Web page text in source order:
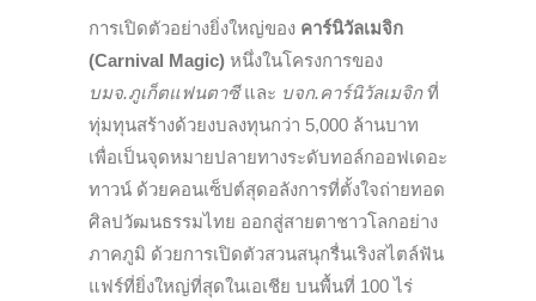
การเปิดตัวอย่างยิ่งใหญ่ของ คาร์นิวัลเมจิก
(Carnival Magic) หนึ่งในโครงการของ
บมจ.ภูเก็ตแฟนตาซีและ บจก.คาร์นิวัลเมจิกที่
ทุ่มทุนสร้างด้วยงบลงทุนกว่า 5,000 ล้านบาท
เพื่อเป็นจุดหมายปลายทางระดับทอล์กออฟเดอะ
ทาวน์ ด้วยคอนเซ็ปต์สุดอลังการที่ตั้งใจถ่ายทอด
ศิลปวัฒนธรรมไทย ออกสู่สายตาชาวโลกอย่าง
ภาคภูมิ ด้วยการเปิดตัวสวนสนุกรื่นเริงสไตล์ฟัน
แฟร์ที่ยิ่งใหญ่ที่สุดในเอเชีย บนพื้นที่ 100 ไร่